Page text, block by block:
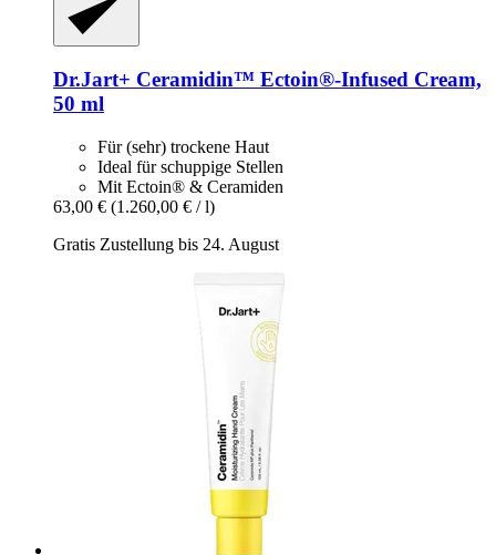
Dr.Jart+ Ceramidin™ Ectoin®-​Infused Cream,
50 ml
Für (sehr) trockene Haut
Ideal für schuppige Stellen
Mit Ectoin® & Ceramiden
63,00 € (1.260,00 € / l)
Gratis Zustellung bis 24. August